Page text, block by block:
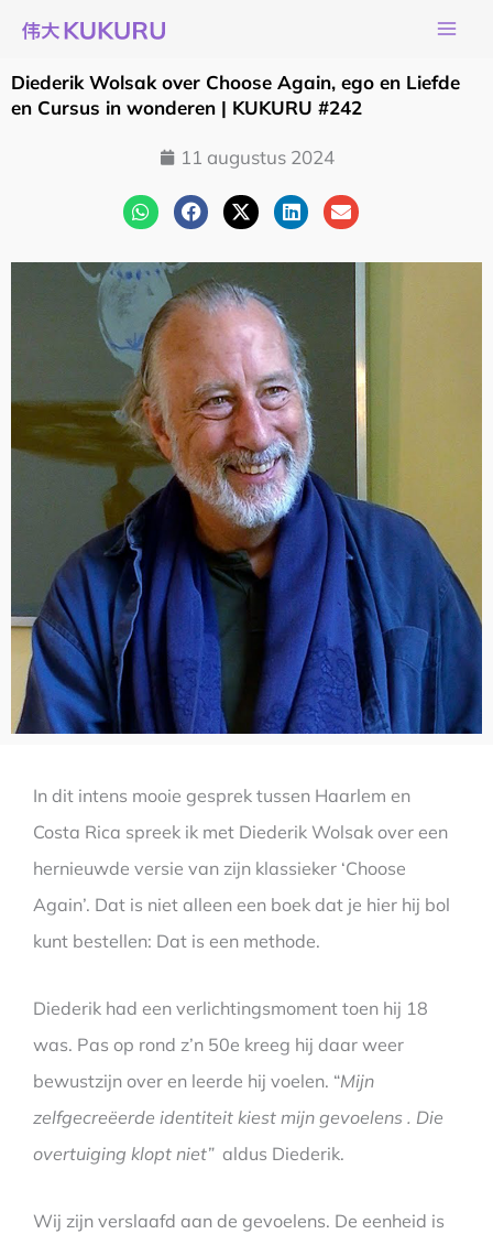
naar
de
inhoud
Diederik Wolsak over Choose Again, ego en Liefde
en Cursus in wonderen | KUKURU #242
11 augustus 2024
In dit intens mooie gesprek tussen Haarlem en
Costa Rica spreek ik met Diederik Wolsak over een
hernieuwde versie van zijn klassieker ‘Choose
Again’. Dat is niet alleen een boek dat je hier hij bol
kunt bestellen: Dat is een methode.
Diederik had een verlichtingsmoment toen hij 18
was. Pas op rond z’n 50e kreeg hij daar weer
bewustzijn over en leerde hij voelen. “Mijn
zelfgecreëerde identiteit kiest mijn gevoelens . Die
overtuiging klopt niet” aldus Diederik.
Wij zijn verslaafd aan de gevoelens. De eenheid is